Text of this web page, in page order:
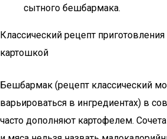
сытного бешбармака.
Классический рецепт
картошкой
Бешбармак (рецепт классический
варьироваться в ингредиентах) в
часто дополняют картофелем.